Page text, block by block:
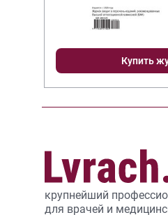
Купить
крупнейший
для врачей и